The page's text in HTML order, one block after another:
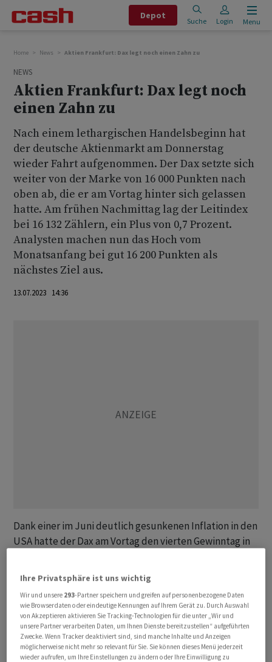
Depot
Suche Login Menu
Home News Aktien Frankfurt: Dax legt noch einen Zahn zu
NEWS
Aktien Frankfurt: Dax legt noch
einen Zahn zu
Nach einem lethargischen Handelsbeginn hat
der deutsche Aktienmarkt am Donnerstag
wieder Fahrt aufgenommen. Der Dax setzte sich
weiter von der Marke von 16 000 Punkten nach
oben ab, die er am Vortag hinter sich gelassen
hatte. Am frühen Nachmittag lag der Leitindex
bei 16 132 Zählern, ein Plus von 0,7 Prozent.
Analysten machen nun das Hoch vom
Monatsanfang bei gut 16 200 Punkten als
nächstes Ziel aus.
13.07.2023 14:36
Dank einer im Juni deutlich gesunkenen Inflation in den
USA hatte der Dax am Vortag den vierten Gewinntag in
des Zinserhöhungszyklus der US-Notenbank", schrieb
Analyst Jochen Stanzl vom Broker CMC Markets. Lässt
die Teuerung in den USA nach, könnte die Fed die
restriktive Geldpolitik wieder lockern. Auch die
Erzeugerpreise stiegen im Juni weniger stark als
erwartet.
Ihre Privatsphäre ist uns wichtig
Wir und unsere 293-Partner speichern und greifen auf personenbezogene Daten
wie Browserdaten oder eindeutige Kennungen auf Ihrem Gerät zu. Durch Auswahl
von Akzeptieren aktivieren Sie Tracking-Technologien für die unter „Wir und
unsere Partner verarbeiten Daten, um Ihnen Dienste bereitzustellen“ aufgeführten
Zwecke. Wenn Tracker deaktiviert sind, sind manche Inhalte und Anzeigen
möglicherweise nicht mehr so relevant für Sie. Sie können dieses Menü jederzeit
wieder aufrufen, um Ihre Einstellungen zu ändern oder Ihre Einwilligung zu